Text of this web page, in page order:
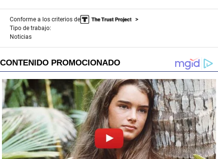
Conforme a los criterios de
Tipo de trabajo:
Noticias